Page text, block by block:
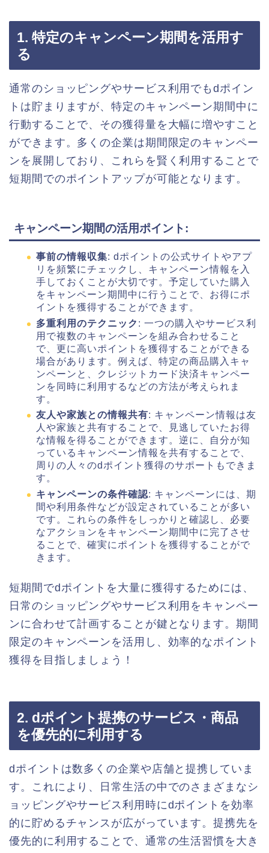
1. 特定のキャンペーン期間を活用す
る
通常のショッピングやサービス利用でもdポイン
トは貯まりますが、特定のキャンペーン期間中に
行動することで、その獲得量を大幅に増やすこと
ができます。多くの企業は期間限定のキャンペー
ンを展開しており、これらを賢く利用することで
短期間でのポイントアップが可能となります。
キャンペーン期間の活用ポイント:
事前の情報収集: dポイントの公式サイトやアプ
リを頻繁にチェックし、キャンペーン情報を入
手しておくことが大切です。予定していた購入
をキャンペーン期間中に行うことで、お得にポ
イントを獲得することができます。
多重利用のテクニック : 一つの購入やサービス利
用で複数のキャンペーンを組み合わせること
で、更に高いポイントを獲得することができる
場合があります。例えば、特定の商品購入キャ
ンペーンと、クレジットカード決済キャンペー
ンを同時に利用するなどの方法が考えられま
す。
友人や家族との情報共有: キャンペーン情報は友
人や家族と共有することで、見逃していたお得
な情報を得ることができます。逆に、自分が知
っているキャンペーン情報を共有することで、
周りの人々のdポイント獲得のサポートもできま
す。
キャンペーンの条件確認: キャンペーンには、期
間や利用条件などが設定されていることが多い
です。これらの条件をしっかりと確認し、必要
なアクションをキャンペーン期間中に完了させ
ることで、確実にポイントを獲得することがで
きます。
短期間でdポイントを大量に獲得するためには、
日常のショッピングやサービス利用をキャンペー
ンに合わせて計画することが鍵となります。期間
限定のキャンペーンを活用し、効率的なポイント
獲得を目指しましょう！
2. dポイント提携のサービス・商品
を優先的に利用する
dポイントは数多くの企業や店舗と提携していま
す。これにより、日常生活の中でのさまざまなシ
ョッピングやサービス利用時にdポイントを効率
的に貯めるチャンスが広がっています。提携先を
優先的に利用することで、通常の生活習慣を大き